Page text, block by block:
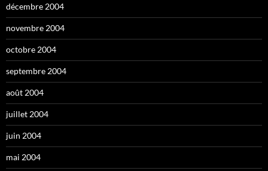
décembre 2004
novembre 2004
octobre 2004
septembre 2004
août 2004
juillet 2004
juin 2004
mai 2004